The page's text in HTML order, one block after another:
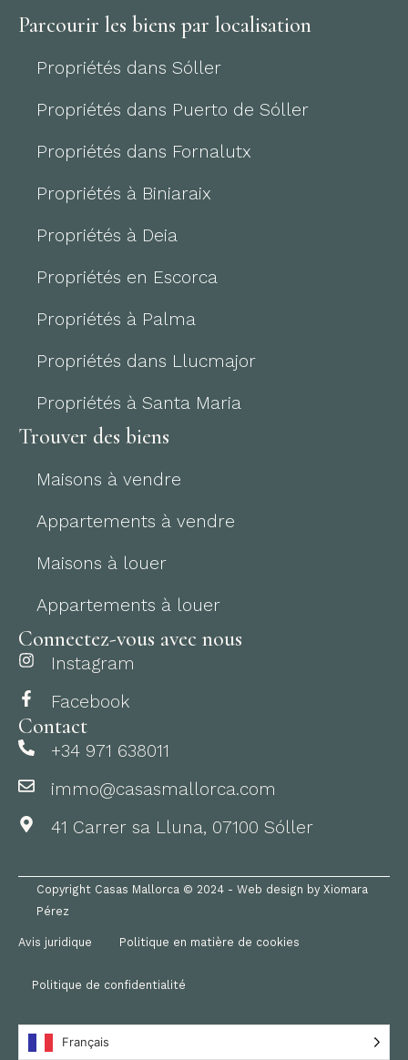
Parcourir les biens par localisation
Propriétés dans Sóller
Propriétés dans Puerto de Sóller
Propriétés dans Fornalutx
Propriétés à Biniaraix
Propriétés à Deia
Propriétés en Escorca
Propriétés à Palma
Propriétés dans Llucmajor
Propriétés à Santa Maria
Trouver des biens
Maisons à vendre
Appartements à vendre
Maisons à louer
Appartements à louer
Connectez-vous avec nous
Instagram
Facebook
Contact
+34 971 638011
immo@casasmallorca.com
41 Carrer sa Lluna, 07100 Sóller
Copyright Casas Mallorca © 2024 - Web design by Xiomara
Pérez
Avis juridique Politique en matière de cookies
Politique de confidentialité
Français